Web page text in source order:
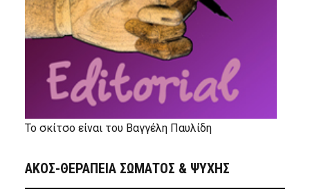
Το σκίτσο είναι του Βαγγέλη Παυλίδη
ΑΚΟΣ-ΘΕΡΑΠΕΙΑ ΣΩΜΑΤΟΣ & ΨΥΧΗΣ